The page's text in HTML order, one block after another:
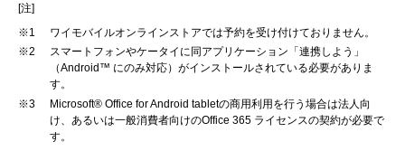
[注]
※1
ワイモバイルオンラインストアでは予約を受け付けておりません。
※2
スマートフォンやケータイに同アプリケーション「連携しよう」
（Android™ にのみ対応）がインストールされている必要がありま
す。
※3
Microsoft® Office for Android tabletの商用利用を行う場合は法人向
け、あるいは一般消費者向けのOffice 365 ライセンスの契約が必要で
す。